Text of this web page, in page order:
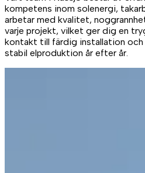
kompetens inom solenergi,
arbetar med kvalitet,
varje projekt, vilket ger dig en
kontakt till färdig installation och
stabil elproduktion år efter år.